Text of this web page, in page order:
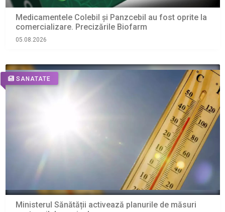
Medicamentele Colebil și Panzcebil au fost oprite la
comercializare. Precizările Biofarm
05.08.2026
SANATATE
Ministerul Sănătății activează planurile de măsuri